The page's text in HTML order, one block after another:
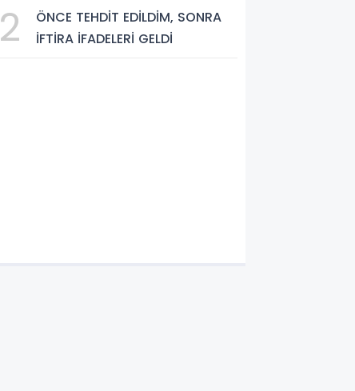
2
ÖNCE TEHDİT EDİLDİM, SONRA
İFTİRA İFADELERİ GELDİ